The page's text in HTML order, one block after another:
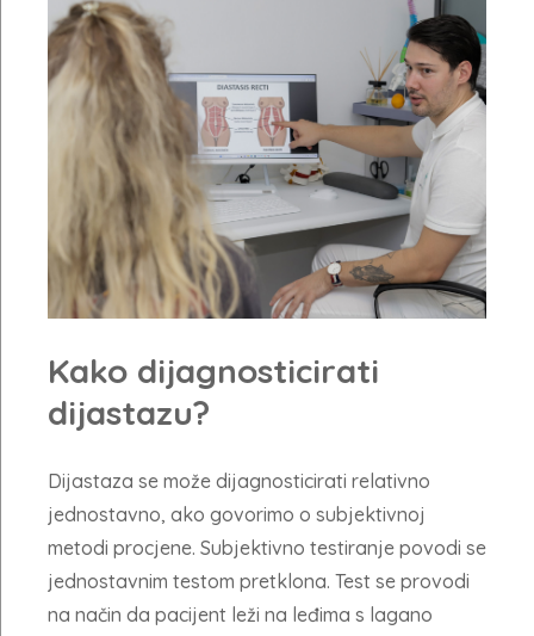
Kako dijagnosticirati
dijastazu?
Dijastaza se može dijagnosticirati relativno
jednostavno, ako govorimo o subjektivnoj
metodi procjene. Subjektivno testiranje povodi se
jednostavnim testom pretklona. Test se provodi
na način da pacijent leži na leđima s lagano